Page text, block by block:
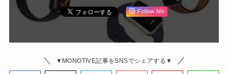
Follow Me
▼MONOTIVE記事をSNSでシェアする▼